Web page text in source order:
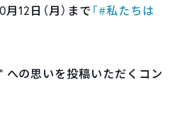
12日（月）まで 「#私たちは
への思いを投稿いただくコン